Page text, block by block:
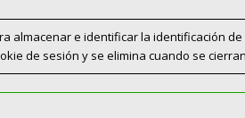
almacenar e identificar la identificación
de sesión y se elimina cuando se